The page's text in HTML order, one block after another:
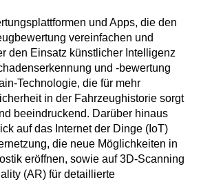
und Apps, die den
vereinfachen und
den Einsatz künstlicher Intelligenz
und -bewertung
Technologie, die für mehr
in der Fahrzeughistorie sorgt
beeindruckend. Darüber hinaus
auf das Internet der Dinge (IoT)
die neue Möglichkeiten in
eröffnen, sowie auf 3D-Scanning
(AR) für detaillierte